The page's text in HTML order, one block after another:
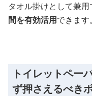
タオル掛けとして兼用
間を有効活用できます。
トイレットペー
ず押さえるべき